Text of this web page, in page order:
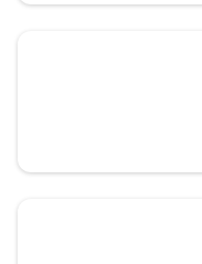
einladen.